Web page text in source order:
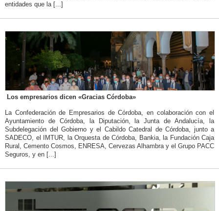
entidades que la [...]
Los empresarios dicen «Gracias Córdoba»
La Confederación de Empresarios de Córdoba, en colaboración con el
Ayuntamiento de Córdoba, la Diputación, la Junta de Andalucía, la
Subdelegación del Gobierno y el Cabildo Catedral de Córdoba, junto a
SADECO, el IMTUR, la Orquesta de Córdoba, Bankia, la Fundación Caja
Rural, Cemento Cosmos, ENRESA, Cervezas Alhambra y el Grupo PACC
Seguros, y en [...]